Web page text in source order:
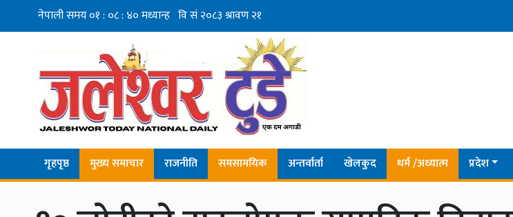
गृहपृष्ठ मुख्य समाचार राजनीति समसामयिक अन्तर्वार्ता खेलकुद धर्म /अध्यात्म प्रदेश